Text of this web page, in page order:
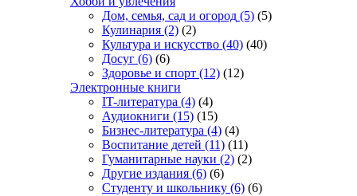
Дом, семья, сад и огород (5) (5)
Кулинария (2) (2)
Культура и искусство (40) (40)
Досуг (6) (6)
Здоровье и спорт (12) (12)
Электронные книги
IT-литература (4) (4)
Аудиокниги (15) (15)
Бизнес-литература (4) (4)
Воспитание детей (11) (11)
Гуманитарные науки (2) (2)
Другие издания (6) (6)
Студенту и школьнику (6) (6)